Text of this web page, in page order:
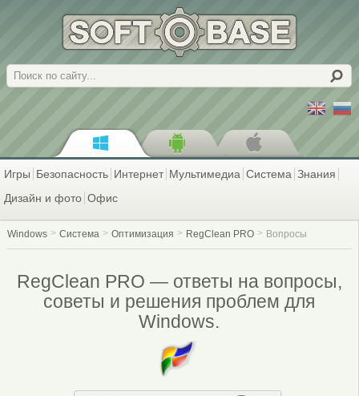
Поиск
Игры Безопасность Интернет Мультимедиа Система Знания
Дизайн и фото Офис
Windows Система Оптимизация RegClean PRO Вопросы
RegClean PRO — ответы на вопросы,
советы и решения проблем для
Windows.